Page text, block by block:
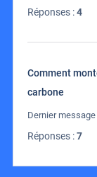
Réponses :4
Comment
carbone
Dernier
Réponses :7